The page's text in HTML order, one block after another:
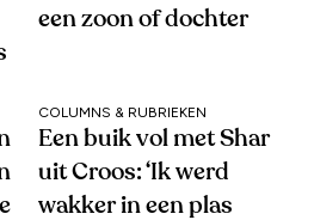
een zoon of dochter
COLUMNS & RUBRIEKEN
Een buik vol met Shar
uit Croos: ‘Ik werd
wakker in een plas